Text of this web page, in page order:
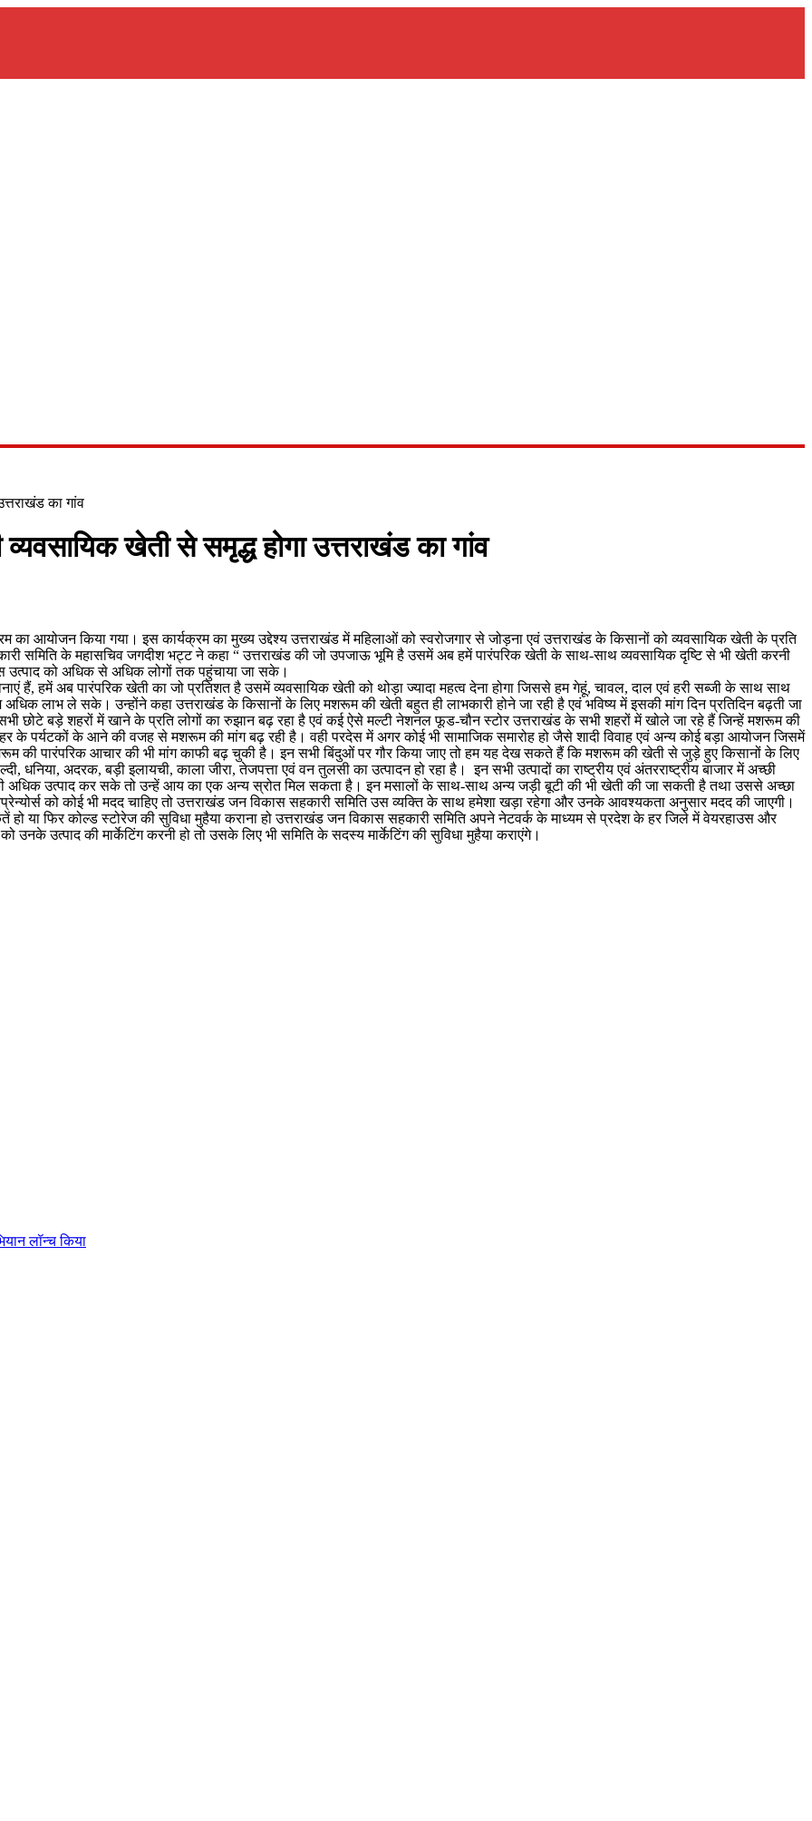
का गांव
खेती से समृद्ध होगा उत्तराखंड का गांव
का आयोजन किया गया। इस कार्यक्रम का मुख्य उद्देश्य उत्तराखंड में महिलाओं को स्वरोजगार से जोड़ना एवं उत्तराखंड के किसानों को व्यवसायिक खेती के प्रति
समिति के महासचिव जगदीश भट्ट ने कहा “ उत्तराखंड की जो उपजाऊ भूमि है उसमें अब हमें पारंपरिक खेती के साथ-साथ व्यवसायिक दृष्टि से भी खेती करनी
उत्पाद को अधिक से अधिक लोगों तक पहुंचाया जा सके।
हैं, हमें अब पारंपरिक खेती का जो प्रतिशत है उसमें व्यवसायिक खेती को थोड़ा ज्यादा महत्व देना होगा जिससे हम गेहूं, चावल, दाल एवं हरी सब्जी के साथ साथ
लाभ ले सके। उन्होंने कहा उत्तराखंड के किसानों के लिए मशरूम की खेती बहुत ही लाभकारी होने जा रही है एवं भविष्य में इसकी मांग दिन प्रतिदिन बढ़ती जा
छोटे बड़े शहरों में खाने के प्रति लोगों का रुझान बढ़ रहा है एवं कई ऐसे मल्टी नेशनल फूड-चौन स्टोर उत्तराखंड के सभी शहरों में खोले जा रहे हैं जिन्हें मशरूम की
के पर्यटकों के आने की वजह से मशरूम की मांग बढ़ रही है। वही परदेस में अगर कोई भी सामाजिक समारोह हो जैसे शादी विवाह एवं अन्य कोई बड़ा आयोजन जिसमें
की पारंपरिक आचार की भी मांग काफी बढ़ चुकी है। इन सभी बिंदुओं पर गौर किया जाए तो हम यह देख सकते हैं कि मशरूम की खेती से जुड़े हुए किसानों के लिए
धनिया, अदरक, बड़ी इलायची, काला जीरा, तेजपत्ता एवं वन तुलसी का उत्पादन हो रहा है। इन सभी उत्पादों का राष्ट्रीय एवं अंतरराष्ट्रीय बाजार में अच्छी
अधिक उत्पाद कर सके तो उन्हें आय का एक अन्य स्रोत मिल सकता है। इन मसालों के साथ-साथ अन्य जड़ी बूटी की भी खेती की जा सकती है तथा उससे अच्छा
को कोई भी मदद चाहिए तो उत्तराखंड जन विकास सहकारी समिति उस व्यक्ति के साथ हमेशा खड़ा रहेगा और उनके आवश्यकता अनुसार मदद की जाएगी।
या फिर कोल्ड स्टोरेज की सुविधा मुहैया कराना हो उत्तराखंड जन विकास सहकारी समिति अपने नेटवर्क के माध्यम से प्रदेश के हर जिले में वेयरहाउस और
उत्पाद की मार्केटिंग करनी हो तो उसके लिए भी समिति के सदस्य मार्केटिंग की सुविधा मुहैया कराएंगे।
लॉन्च किया